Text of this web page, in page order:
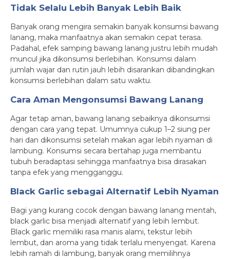
Tidak Selalu Lebih Banyak Lebih Baik
Banyak orang mengira semakin banyak konsumsi bawang
lanang, maka manfaatnya akan semakin cepat terasa.
Padahal, efek samping bawang lanang justru lebih mudah
muncul jika dikonsumsi berlebihan. Konsumsi dalam
jumlah wajar dan rutin jauh lebih disarankan dibandingkan
konsumsi berlebihan dalam satu waktu.
Cara Aman Mengonsumsi Bawang Lanang
Agar tetap aman, bawang lanang sebaiknya dikonsumsi
dengan cara yang tepat. Umumnya cukup 1–2 siung per
hari dan dikonsumsi setelah makan agar lebih nyaman di
lambung. Konsumsi secara bertahap juga membantu
tubuh beradaptasi sehingga manfaatnya bisa dirasakan
tanpa efek yang mengganggu.
Black Garlic sebagai Alternatif Lebih Nyaman
Bagi yang kurang cocok dengan bawang lanang mentah,
black garlic bisa menjadi alternatif yang lebih lembut.
Black garlic memiliki rasa manis alami, tekstur lebih
lembut, dan aroma yang tidak terlalu menyengat. Karena
lebih ramah di lambung, banyak orang memilihnya